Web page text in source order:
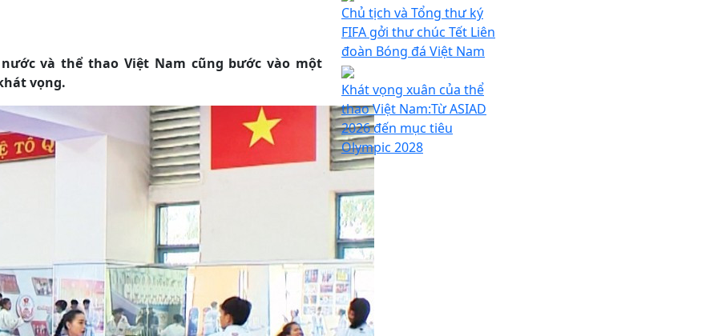
và thể thao Việt Nam cũng bước vào một
vọng.
Chủ tịch và Tổng thư ký
FIFA gởi thư chúc Tết Liên
đoàn Bóng đá Việt Nam
Khát vọng xuân của thể
thao Việt Nam:Từ ASIAD
2026 đến mục tiêu
Olympic 2028